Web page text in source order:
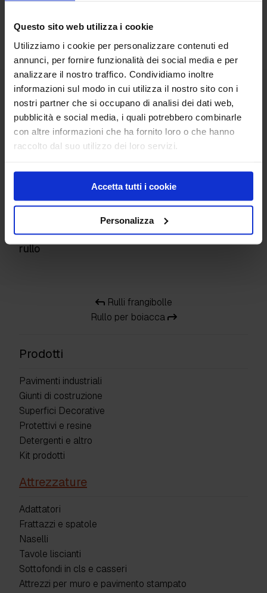
Questo sito web utilizza i cookie
Utilizziamo i cookie per personalizzare contenuti ed
annunci, per fornire funzionalità dei social media e per
analizzare il nostro traffico. Condividiamo inoltre
informazioni sul modo in cui utilizza il nostro sito con i
nostri partner che si occupano di analisi dei dati web,
pubblicità e social media, i quali potrebbero combinarle
con altre informazioni che ha fornito loro o che hanno
raccolto dal suo utilizzo dei loro servizi.
Accetta tutti i cookie
Personalizza
Rulli frangibolle
Rullo per boiacca
Prodotti
Pavimenti industriali
Giunti di costruzione
Superfici Decorative
Protettivi e resine
Detergenti e altro
Kit prodotti
Attrezzature
Adattatori
Frattazzi e spatole
Naselli
Tavole liscianti
Sottofondi in cls e casseri
Attrezzi per muro e pavimento stampato
Richiedi informazioni
Prodotti correlati
Manico sfilabile per
rullo